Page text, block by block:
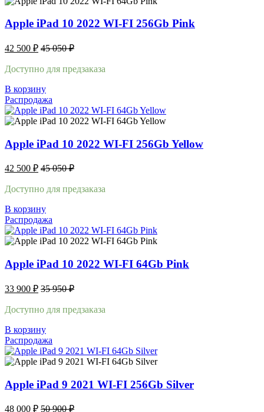
Apple iPad 10 2022 WI-FI 256Gb Pink
42 500 ₽ 45 050₽
Доступно для предзаказа
В корзину
Распродажа
Apple iPad 10 2022 WI-FI 256Gb Yellow
42 500 ₽ 45 050₽
Доступно для предзаказа
В корзину
Распродажа
Apple iPad 10 2022 WI-FI 64Gb Pink
33 900 ₽ 35 950₽
Доступно для предзаказа
В корзину
Распродажа
Apple iPad 9 2021 WI-FI 256Gb Silver
48 000 ₽ 50 900₽